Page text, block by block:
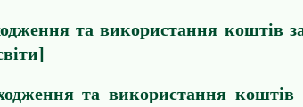
та використання коштів
та використання